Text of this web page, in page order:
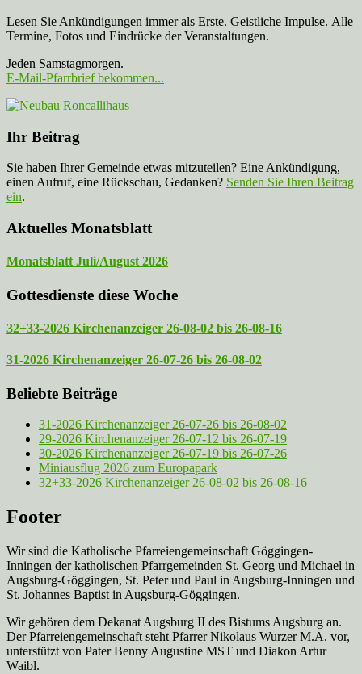
Lesen Sie Ankündigungen immer als Erste. Geistliche Impulse. Alle
Termine, Fotos und Eindrücke der Veranstaltungen.
Jeden Samstagmorgen.
E-Mail-Pfarrbrief bekommen...
Ihr Beitrag
Sie haben Ihrer Gemeinde etwas mitzuteilen? Eine Ankündigung,
einen Aufruf, eine Rückschau, Gedanken? Senden Sie Ihren Beitrag
ein.
Aktuelles Monatsblatt
Monatsblatt Juli/August 2026
Gottesdienste diese Woche
32+33-2026 Kirchenanzeiger 26-08-02 bis 26-08-16
31-2026 Kirchenanzeiger 26-07-26 bis 26-08-02
Beliebte Beiträge
31-2026 Kirchenanzeiger 26-07-26 bis 26-08-02
29-2026 Kirchenanzeiger 26-07-12 bis 26-07-19
30-2026 Kirchenanzeiger 26-07-19 bis 26-07-26
Miniausflug 2026 zum Europapark
32+33-2026 Kirchenanzeiger 26-08-02 bis 26-08-16
Footer
Wir sind die Katholische Pfarreien­gemeinschaft Göggingen-
Inningen der katholischen Pfarrgemeinden St. Georg und Michael in
Augsburg-Göggingen, St. Peter und Paul in Augsburg-Inningen und
St. Johannes Baptist in Augsburg-Göggingen.
Wir gehören dem Dekanat Augsburg II des Bistums Augsburg an.
Der Pfarreien­gemeinschaft steht Pfarrer Nikolaus Wurzer M.A. vor,
unterstützt von Pater Benny Augustine MST und Diakon Artur
Waibl.